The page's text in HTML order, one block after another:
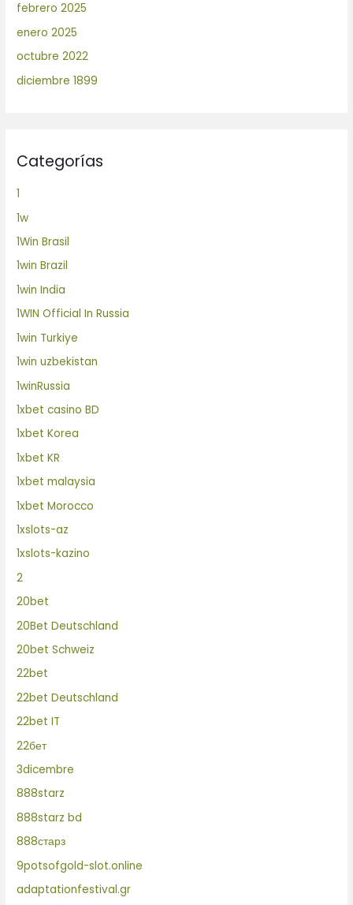
febrero 2025
enero 2025
octubre 2022
diciembre 1899
Categorías
1
1w
1Win Brasil
1win Brazil
1win India
1WIN Official In Russia
1win Turkiye
1win uzbekistan
1winRussia
1xbet casino BD
1xbet Korea
1xbet KR
1xbet malaysia
1xbet Morocco
1xslots-az
1xslots-kazino
2
20bet
20Bet Deutschland
20bet Schweiz
22bet
22bet Deutschland
22bet IT
22бет
3dicembre
888starz
888starz bd
888старз
9potsofgold-slot.online
adaptationfestival.gr